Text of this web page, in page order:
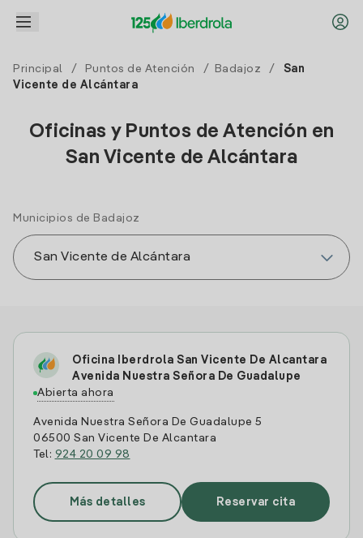
Principal / Puntos de Atención / Badajoz /
San
Vicente de Alcántara
Oficinas y Puntos de Atención en
San Vicente de Alcántara
Municipios de Badajoz
Oficina Iberdrola San Vicente De Alcantara
Avenida Nuestra Señora De Guadalupe
Abierta ahora
Avenida Nuestra Señora De Guadalupe 5
06500 San Vicente De Alcantara
Tel: 924 20 09 98
Más detalles Reservar cita